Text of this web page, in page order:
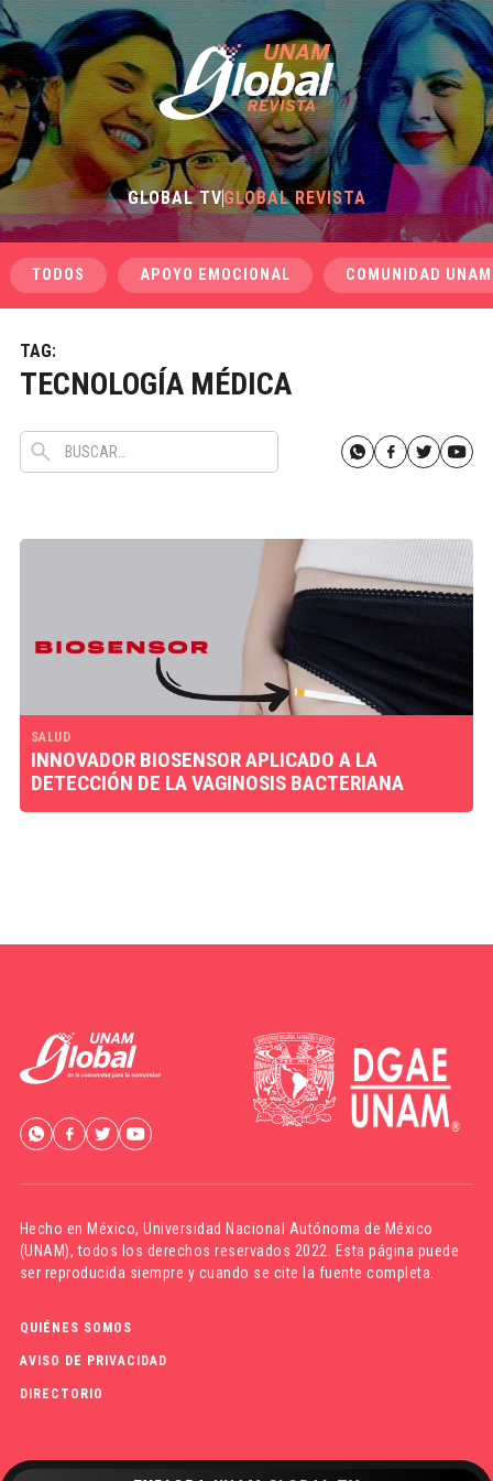
GLOBAL TVGLOBAL REVISTA
TODOS APOYO EMOCIONAL COMUNIDAD UNAM
TAG:
TECNOLOGÍA MÉDICA
SALUD
INNOVADOR BIOSENSOR APLICADO A LA
DETECCIÓN DE LA VAGINOSIS BACTERIANA
Hecho en México,Universidad Nacional Autónoma de México
(UNAM), todos los derechos reservados 2022. Esta página puede
ser reproducida siempre y cuando se cite la fuente completa.
QUIÉNES SOMOS
AVISO DE PRIVACIDAD
DIRECTORIO